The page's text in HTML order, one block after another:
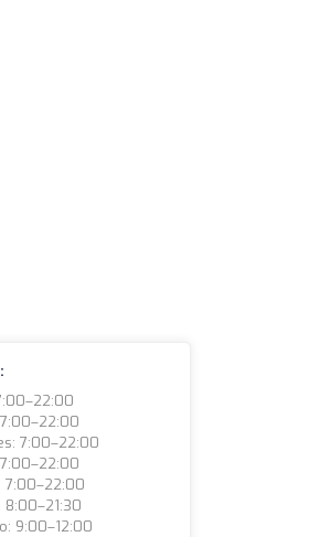
7:00–22:00
7:00–22:00
8:00–21:30
9:00–12:00